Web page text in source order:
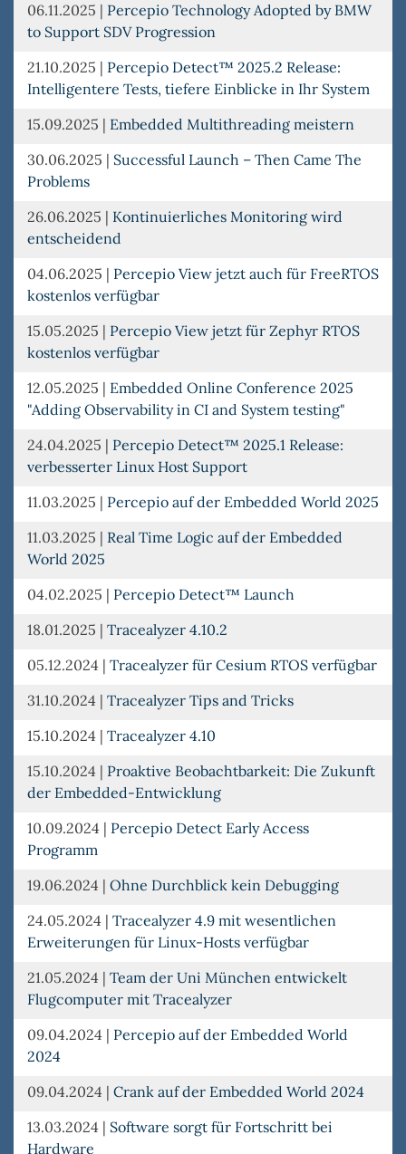
06.11.2025 | Percepio Technology Adopted by BMW
to Support SDV Progression
21.10.2025 | Percepio Detect™ 2025.2 Release:
Intelligentere Tests, tiefere Einblicke in Ihr System
15.09.2025 | Embedded Multithreading meistern
30.06.2025 | Successful Launch – Then Came The
Problems
26.06.2025 | Kontinuierliches Monitoring wird
entscheidend
04.06.2025 | Percepio View jetzt auch für FreeRTOS
kostenlos verfügbar
15.05.2025 | Percepio View jetzt für Zephyr RTOS
kostenlos verfügbar
12.05.2025 | Embedded Online Conference 2025
"Adding Observability in CI and System testing"
24.04.2025 | Percepio Detect™ 2025.1 Release:
verbesserter Linux Host Support
11.03.2025 | Percepio auf der Embedded World 2025
11.03.2025 | Real Time Logic auf der Embedded
World 2025
04.02.2025 | Percepio Detect™ Launch
18.01.2025 | Tracealyzer 4.10.2
05.12.2024 | Tracealyzer für Cesium RTOS verfügbar
31.10.2024 | Tracealyzer Tips and Tricks
15.10.2024 | Tracealyzer 4.10
15.10.2024 | Proaktive Beobachtbarkeit: Die Zukunft
der Embedded-Entwicklung
10.09.2024 | Percepio Detect Early Access
Programm
19.06.2024 | Ohne Durchblick kein Debugging
24.05.2024 | Tracealyzer 4.9 mit wesentlichen
Erweiterungen für Linux-Hosts verfügbar
21.05.2024 | Team der Uni München entwickelt
Flugcomputer mit Tracealyzer
09.04.2024 | Percepio auf der Embedded World
2024
09.04.2024 | Crank auf der Embedded World 2024
13.03.2024 | Software sorgt für Fortschritt bei
Hardware